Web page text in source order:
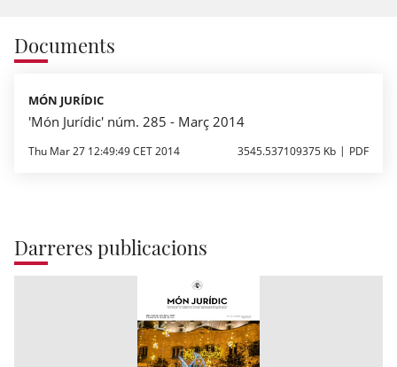
Documents
MÓN JURÍDIC
'Món Jurídic' núm. 285 - Març 2014
Thu Mar 27 12:49:49 CET 2014 3545.537109375 Kb PDF
Darreres publicacions